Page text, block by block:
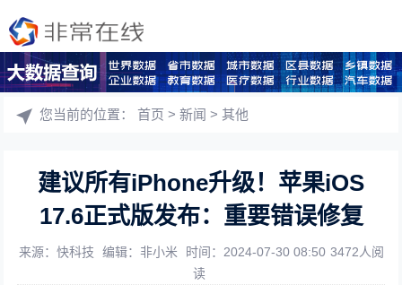
您当前的位置：首页 >新闻 >其他
建议所有iPhone升级！苹果iOS
17.6正式版发布：重要错误修复
来源：快科技 编辑：非小米 时间：2024-07-30 08:50 3472人阅
读